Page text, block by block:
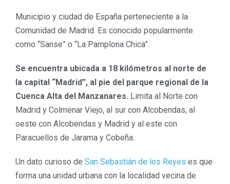
Municipio y ciudad de España perteneciente a la
Comunidad de Madrid. Es conocido popularmente
como “Sanse” o “La Pamplona Chica”.
Se encuentra ubicada a 18 kilómetros al norte de
la capital “Madrid”, al pie del parque regional de la
Cuenca Alta del Manzanares. Limita al Norte con
Madrid y Colmenar Viejo, al sur con Alcobendas, al
oeste con Alcobendas y Madrid y al este con
Paracuellos de Jarama y Cobeña.
Un dato curioso de San Sebastián de los Reyes es que
forma una unidad urbana con la localidad vecina de